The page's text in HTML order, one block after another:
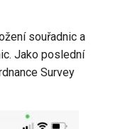
souřadnic a
Jako poslední
Survey